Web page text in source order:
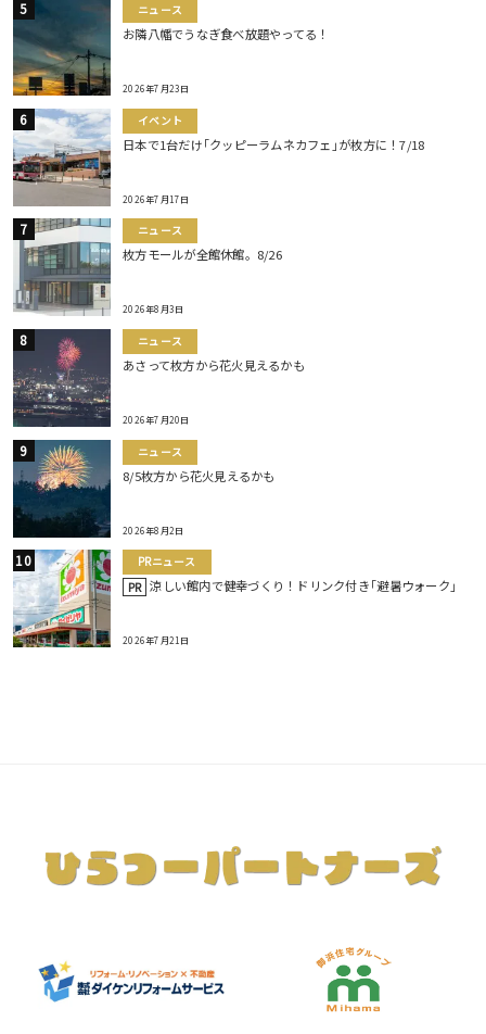
ニュース
お隣八幡でうなぎ食べ放題やってる！
2026年7月23日
イベント
日本で1台だけ｢クッピーラムネカフェ｣が枚方に！7/18
2026年7月17日
ニュース
枚方モールが全館休館。8/26
2026年8月3日
ニュース
あさって枚方から花火見えるかも
2026年7月20日
ニュース
8/5枚方から花火見えるかも
2026年8月2日
PRニュース
PR 涼しい館内で健幸づくり！ドリンク付き｢避暑ウォーク｣
2026年7月21日